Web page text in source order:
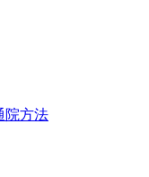
院方法